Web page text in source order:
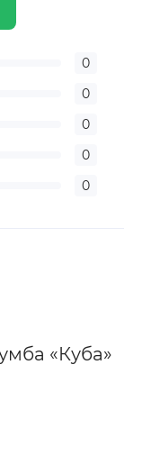
0
0
0
0
0
«Куба»